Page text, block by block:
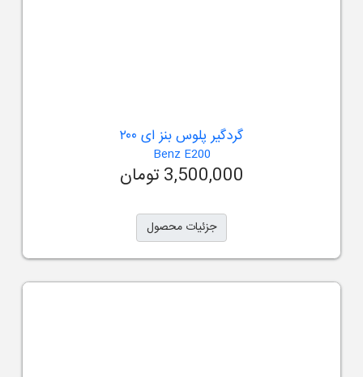
گردگیر پلوس بنز ای ۲۰۰
Benz E200
3,500,000 تومان
جزئیات محصول